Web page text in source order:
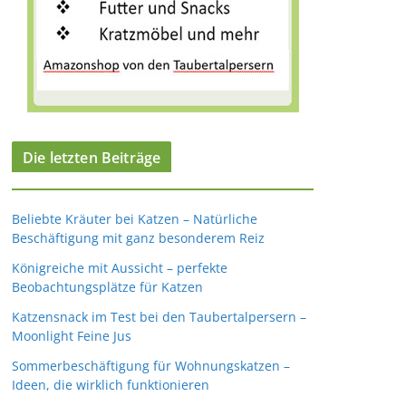
Die letzten Beiträge
Beliebte Kräuter bei Katzen – Natürliche
Beschäftigung mit ganz besonderem Reiz
Königreiche mit Aussicht – perfekte
Beobachtungsplätze für Katzen
Katzensnack im Test bei den Taubertalpersern –
Moonlight Feine Jus
Sommerbeschäftigung für Wohnungskatzen –
Ideen, die wirklich funktionieren